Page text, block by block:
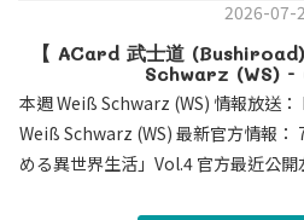
2026-07-
【 ACard 武士道
Schwarz (WS) -
本週 Weiß Schwarz (WS) 情報放送： Hello! 今次幫大家整理左本周
Weiß Schwarz (WS) 最新官方情報： 7月24日發售「Re:ゼロから始
める異世界生活」Vol.4 官方最近公開左高稀有度卡及部分收錄卡牌